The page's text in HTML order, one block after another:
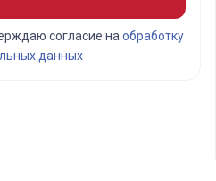
согласие на обработку
данных